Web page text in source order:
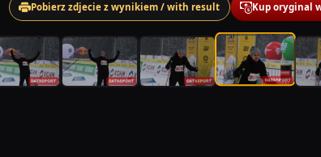
Pobierz zdjecie z wynikiem / with result Kup oryginal